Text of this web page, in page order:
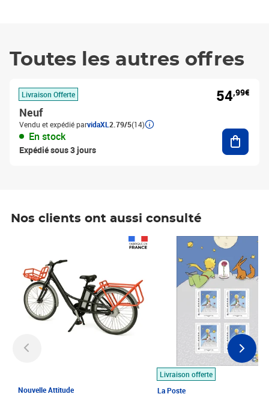
Toutes les autres offres
Livraison Offerte
Neuf
Vendu et expédié parvidaXL 2.79/5(14)
En stock
Expédié sous 3 jours
54,99€
Nos clients ont aussi consulté
Nouvelle Attitude
Livraison offerte
La Poste
Prix 7,50€